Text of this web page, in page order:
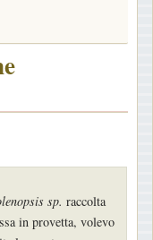
sp. raccolta
in provetta, volevo